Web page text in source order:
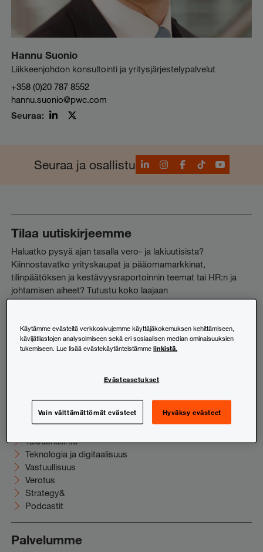
Hannu Suonio
Liikkeenjohdon konsultointi ja yritysjärjestelypalvelut
+358 (0)20 787 8552
hannu.suonio@pwc.com
Seuraa:
Seuraa ja osallistuLinkedInInstagram
Facebook
TikTokYouTube
Tilaa uutiskirjeemme
Haluatko pysyä ajan tasalla vero- ja lakiuutisista?
Kiinnostavatko yrityskaupat ja pääomamarkkinat,
tilinpäätöksen ja kestävyysraportoinnin teemat tai HR:n ja
johtamisen aiheet? Tutustu koko laajaan
uutiskirjevalikoimaamme ja tilaa juuri sinua kiinnostavat
Tutustu ja tilaa
Elinkeinoelämä
HR ja johtaminen
Juridiikka
Taloushallinto
Teknologia ja digitaalisuus
Vastuullisuus
Verotus
Strategy&
Podcastit
Palvelumme
Käytämme evästeitä verkkosivujemme käyttäjäkokemuksen kehittämiseen,
kävijätilastojen analysoimiseen sekä eri sosiaalisen median ominaisuuksien
tukemiseen. Lue lisää evästekäytänteistämmelinkistä.
Evästeasetukset
Vain välttämättömät evästeet Hyväksy evästeet